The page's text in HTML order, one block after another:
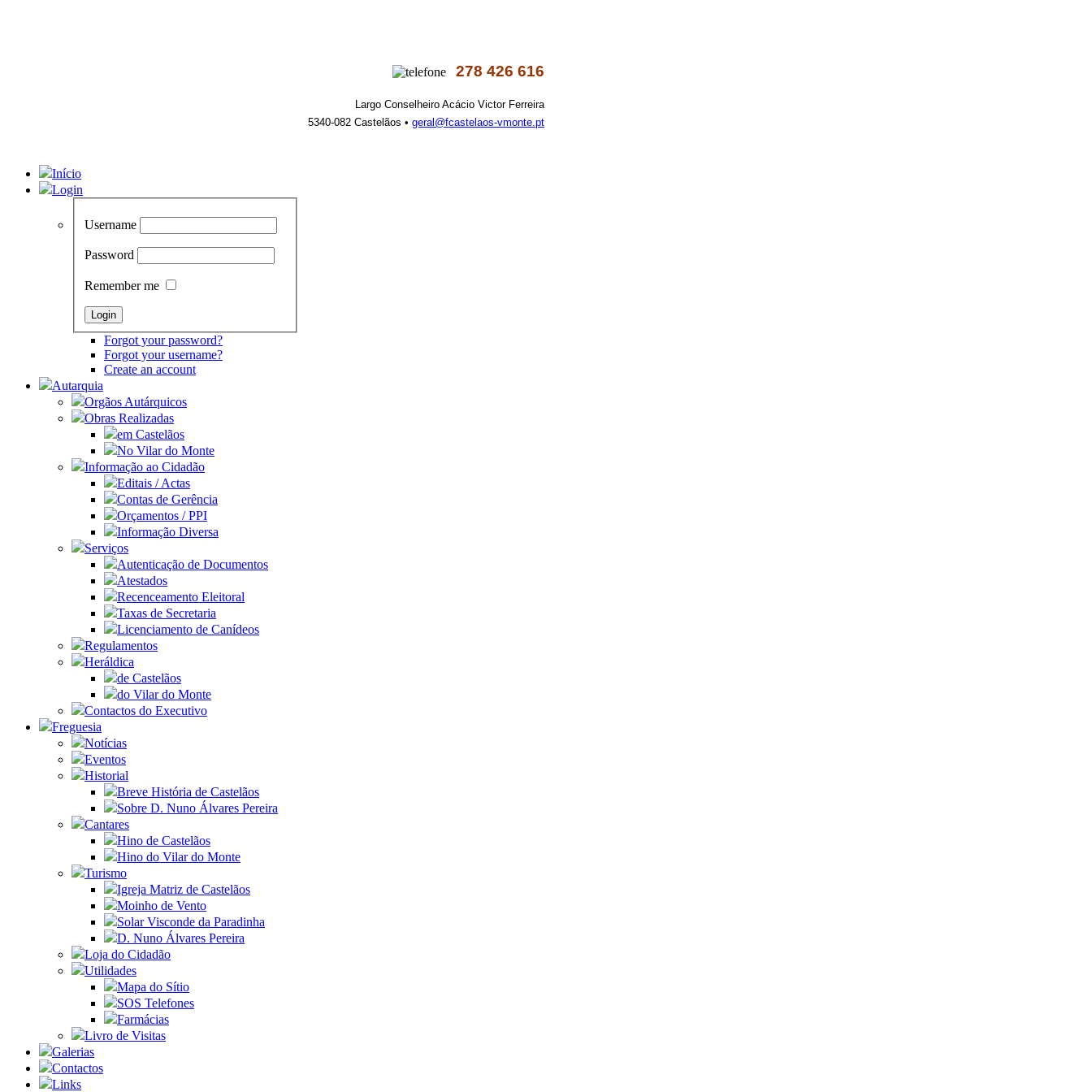
278 426 616
Largo Conselheiro Acácio Victor Ferreira
5340-082 Castelãos • geral@fcastelaos-vmonte.pt
Início
Login
Username
Password
Remember me
Forgot your password?
Forgot your username?
Create an account
Autarquia
Orgãos Autárquicos
Obras Realizadas
em Castelãos
No Vilar do Monte
Informação ao Cidadão
Editais / Actas
Contas de Gerência
Orçamentos / PPI
Informação Diversa
Serviços
Autenticação de Documentos
Atestados
Recenceamento Eleitoral
Taxas de Secretaria
Licenciamento de Canídeos
Regulamentos
Heráldica
de Castelãos
do Vilar do Monte
Contactos do Executivo
Freguesia
Notícias
Eventos
Historial
Breve História de Castelãos
Sobre D. Nuno Álvares Pereira
Cantares
Hino de Castelãos
Hino do Vilar do Monte
Turismo
Igreja Matriz de Castelãos
Moinho de Vento
Solar Visconde da Paradinha
D. Nuno Álvares Pereira
Loja do Cidadão
Utilidades
Mapa do Sítio
SOS Telefones
Farmácias
Livro de Visitas
Galerias
Contactos
Links